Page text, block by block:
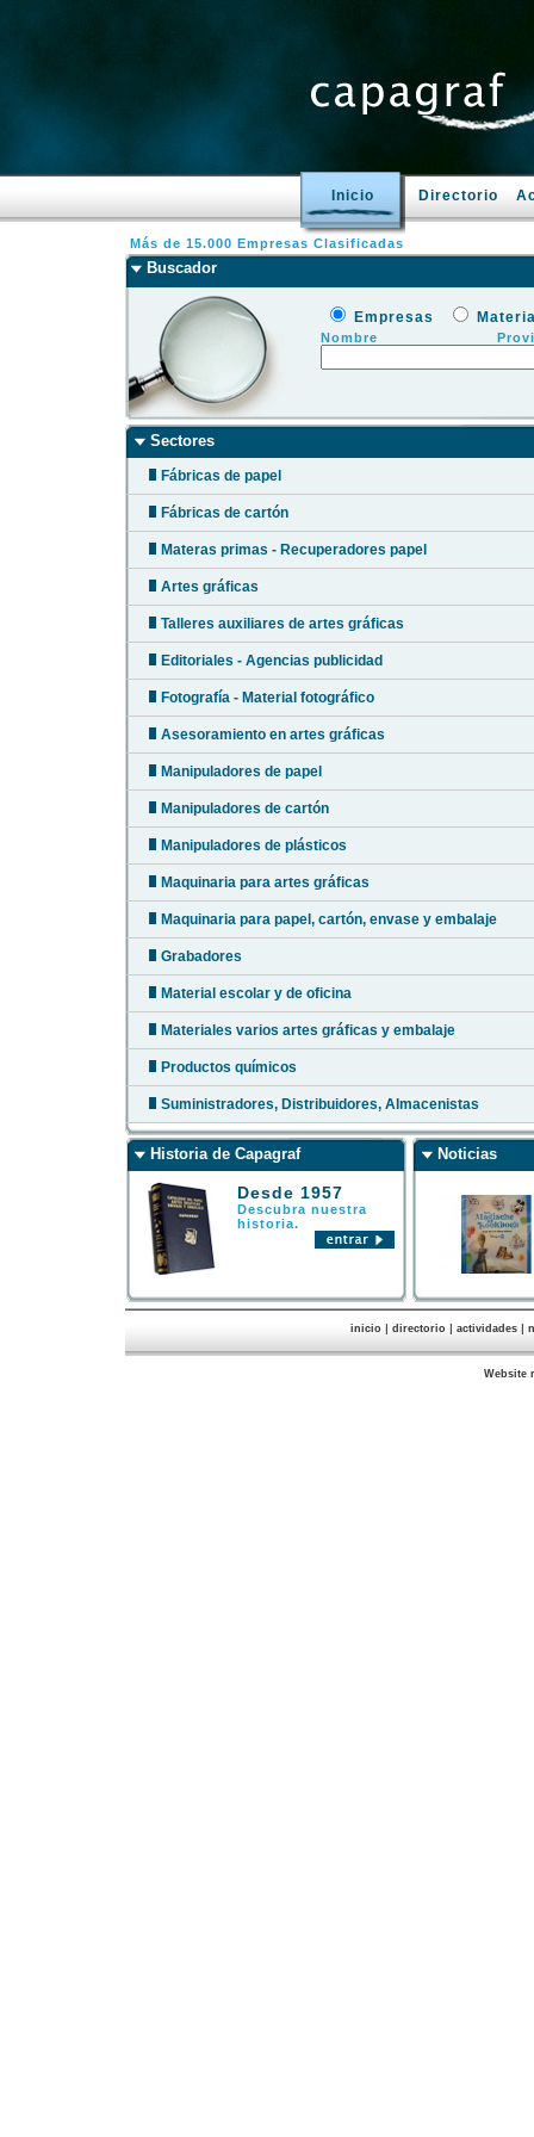
Inicio Directorio
Más de 15.000 Empresas Clasificadas
Buscador
Empresas
Nombre
Sectores
Fábricas de papel
Fábricas de cartón
Materas primas - Recuperadores papel
Artes gráficas
Talleres auxiliares de artes gráficas
Editoriales - Agencias publicidad
Fotografía - Material fotográfico
Asesoramiento en artes gráficas
Manipuladores de papel
Manipuladores de cartón
Manipuladores de plásticos
Maquinaria para artes gráficas
Maquinaria para papel, cartón, envase y embalaje
Grabadores
Material escolar y de oficina
Materiales varios artes gráficas y embalaje
Productos químicos
Suministradores, Distribuidores, Almacenistas
Historia de Capagraf
Desde 1957
Descubra nuestra
historia.
Noticias
inicio| directorio| actividades|
Website